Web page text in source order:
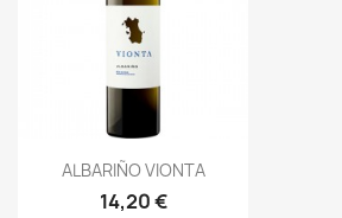
Vista rápida
ALBARIÑO VIONTA
14,20 €